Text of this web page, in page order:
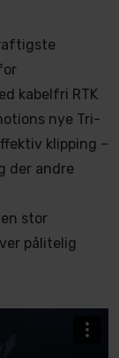
kabelfri RTK
nye Tri-
klipping –
der andre
stor
pålitelig